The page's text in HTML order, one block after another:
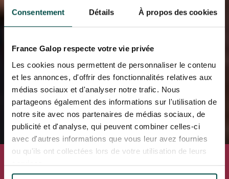
Consentement Détails À propos des cookies
France Galop respecte votre vie privée
Les cookies nous permettent de personnaliser le contenu
et les annonces, d'offrir des fonctionnalités relatives aux
médias sociaux et d'analyser notre trafic. Nous
partageons également des informations sur l'utilisation de
notre site avec nos partenaires de médias sociaux, de
publicité et d'analyse, qui peuvent combiner celles-ci
avec d'autres informations que vous leur avez fournies
ou qu'ils ont collectées lors de votre utilisation de leurs
services.
QATAR ARC TRIALS
Dimanche 6 septembre 2026
Hippodrome PARISLONGCHAMP